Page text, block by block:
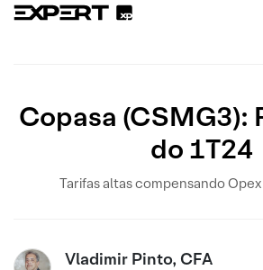
Copasa (CSMG3):
do 1T24
Tarifas altas compensando
Vladimir Pinto, CFA